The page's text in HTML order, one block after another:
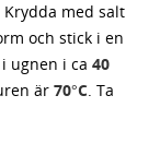
med salt
och stick i en
ugnen i ca 40
är 70°C. Ta